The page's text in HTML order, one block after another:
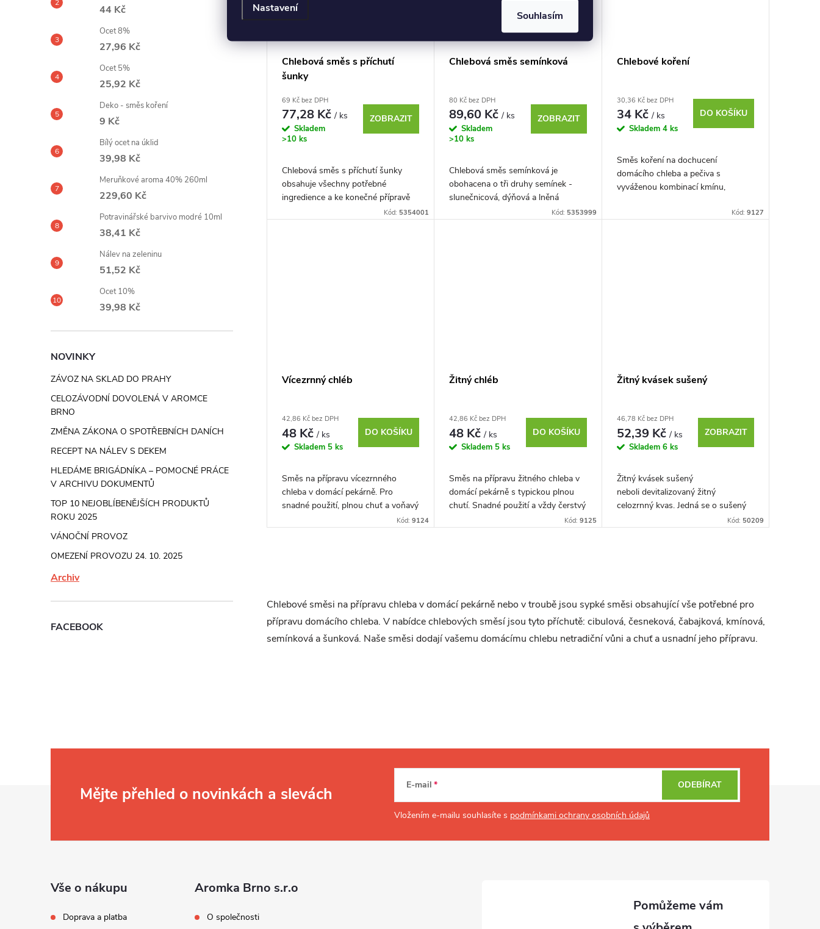
Nastavení
Souhlasím
44 Kč
Ocet 8%
27,96 Kč
Ocet 5%
25,92 Kč
Deko - směs koření
9 Kč
Bílý ocet na úklid
39,98 Kč
Meruňkové aroma 40% 260ml
229,60 Kč
Potravinářské barvivo modré 10ml
38,41 Kč
Nálev na zeleninu
51,52 Kč
Ocet 10%
39,98 Kč
NOVINKY
ZÁVOZ NA SKLAD DO PRAHY
CELOZÁVODNÍ DOVOLENÁ V AROMCE
BRNO
ZMĚNA ZÁKONA O SPOTŘEBNÍCH DANÍCH
RECEPT NA NÁLEV S DEKEM
HLEDÁME BRIGÁDNÍKA – POMOCNÉ PRÁCE
V ARCHIVU DOKUMENTŮ
TOP 10 NEJOBLÍBENĚJŠÍCH PRODUKTŮ
ROKU 2025
VÁNOČNÍ PROVOZ
OMEZENÍ PROVOZU 24. 10. 2025
Archiv
FACEBOOK
Chlebová směs s příchutí
šunky
69 Kč bez DPH
77,28 Kč/ ks
Skladem
>10 ks
ZOBRAZIT
Chlebová směs s příchutí šunky
obsahuje všechny potřebné
ingredience a ke konečné přípravě
postačí přidat pouze 300 ml vody.
Kód: 5354001
Chlebová směs semínková
80 Kč bez DPH
89,60 Kč/ ks
Skladem
>10 ks
ZOBRAZIT
Chlebová směs semínková je
obohacena o tři druhy semínek -
slunečnicová, dýňová a lněná
semínka, která obsahují potřebnou
Kód: 5353999
Chlebové koření
30,36 Kč bez DPH
34 Kč/ ks
Skladem 4 ks
DO KOŠÍKU
Směs koření na dochucení
domácího chleba a pečiva s
vyváženou kombinací kmínu,
Kód: 9127
Vícezrnný chléb
42,86 Kč bez DPH
48 Kč/ ks
Skladem 5 ks
DO KOŠÍKU
Směs na přípravu vícezrnného
chleba v domácí pekárně. Pro
snadné použití, plnou chuť a voňavý
Kód:9124
Žitný chléb
42,86 Kč bez DPH
48 Kč/ ks
Skladem 5 ks
DO KOŠÍKU
Směs na přípravu žitného chleba v
domácí pekárně s typickou plnou
chutí. Snadné použití a vždy čerstvý
Kód: 9125
Žitný kvásek sušený
46,78 Kč bez DPH
52,39 Kč/ ks
Skladem 6 ks
ZOBRAZIT
Žitný kvásek sušený
neboli devitalizovaný žitný
celozrnný kvas. Jedná se o sušený
sypký prášek, určený ke zlepšení
Kód: 50209
l
á
d
v
i
Chlebové směsi na přípravu chleba v domácí pekárně nebo v troubě jsou sypké směsi obsahující vše potřebné pro
přípravu domácího chleba. V nabídce chlebových směsí jsou tyto příchutě: cibulová, česneková, čabajková, kmínová,
semínková a šunková. Naše směsi dodají vašemu domácímu chlebu netradiční vůni a chuť a usnadní jeho přípravu.
Mějte přehled o novinkách a slevách E-mail
Vložením e-mailu souhlasíte s podmínkami ochrany osobních údajů
ODEBÍRAT
Vše o nákupu
Doprava a platba
Aromka Brno s.r.o
O společnosti